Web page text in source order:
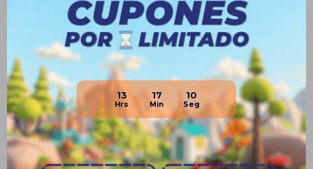
13 17 09
Envíos
Medios de pago
Productos que te pueden interesar